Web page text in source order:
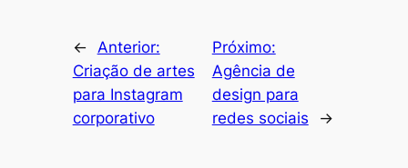
←
Anterior:
Criação de artes
para Instagram
corporativo
Próximo:
Agência de
design para
redes sociais
→